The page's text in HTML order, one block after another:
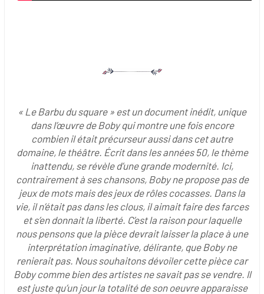
« Le Barbu du square » est un document inédit, unique
dans l’œuvre de Boby qui montre une fois encore
combien il était précurseur aussi dans cet autre
domaine, le théâtre. Écrit dans les années 50, le thème
inattendu, se révèle d’une grande modernité. Ici,
contrairement à ses chansons, Boby ne propose pas de
jeux de mots mais des jeux de rôles cocasses. Dans la
vie, il n’était pas dans les clous, il aimait faire des farces
et s’en donnait la liberté. C’est la raison pour laquelle
nous pensons que la pièce devrait laisser la place à une
interprétation imaginative, délirante, que Boby ne
renierait pas. Nous souhaitons dévoiler cette pièce car
Boby comme bien des artistes ne savait pas se vendre. Il
est juste qu’un jour la totalité de son oeuvre apparaisse